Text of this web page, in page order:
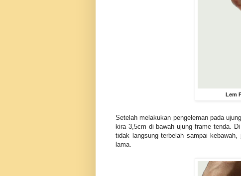
Lem
Setelah melakukan pengeleman pada
kira 3,5cm di bawah ujung frame tenda.
tidak langsung terbelah sampai
lama.